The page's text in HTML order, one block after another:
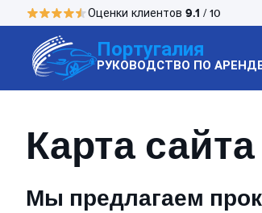
Оценки клиентов 9.1 / 10
Португалия
РУКОВОДСТВО ПО
Карта сайта
Мы предлагаем